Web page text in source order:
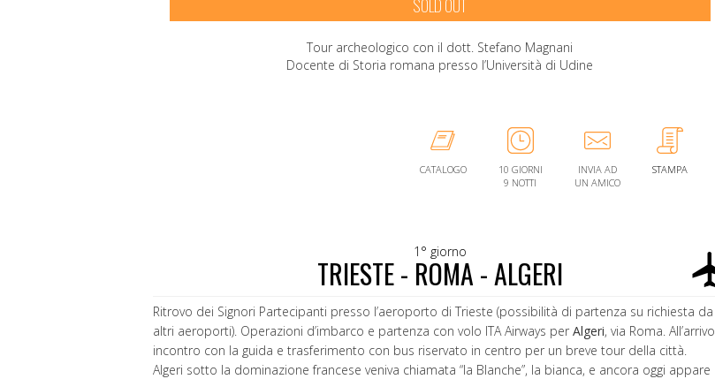
SOLD OUT
Tour archeologico con il dott. Stefano Magnani
Docente di Storia romana presso l’Università di Udine
CATALOGO
10 GIORNI
9 NOTTI
INVIA AD
UN AMICO
STAMPA
1° giorno
TRIESTE - ROMA - ALGERI
Ritrovo dei Signori Partecipanti presso l’aeroporto di Trieste (possibilità di partenza su richiesta da
altri aeroporti). Operazioni d’imbarco e partenza con volo ITA Airways per Algeri, via Roma. All’arrivo
incontro con la guida e trasferimento con bus riservato in centro per un breve tour della città.
Algeri sotto la dominazione francese veniva chiamata “la Blanche”, la bianca, e ancora oggi appare